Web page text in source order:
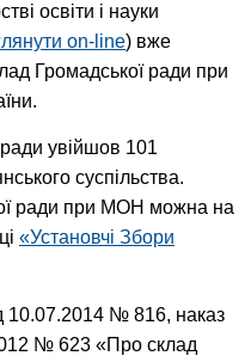
освіти і науки
on-line) вже
Громадської ради при
увійшов 101
суспільства.
ради при МОН можна на
«Установчі Збори
10.07.2014 № 816, наказ
№ 623 «Про склад